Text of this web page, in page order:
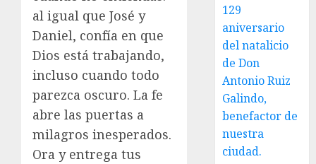
al igual que José y
Daniel, confía en que
Dios está trabajando,
incluso cuando todo
parezca oscuro. La fe
abre las puertas a
milagros inesperados.
Ora y entrega tus
129
aniversario
del natalicio
de Don
Antonio Ruiz
Galindo,
benefactor de
nuestra
ciudad.